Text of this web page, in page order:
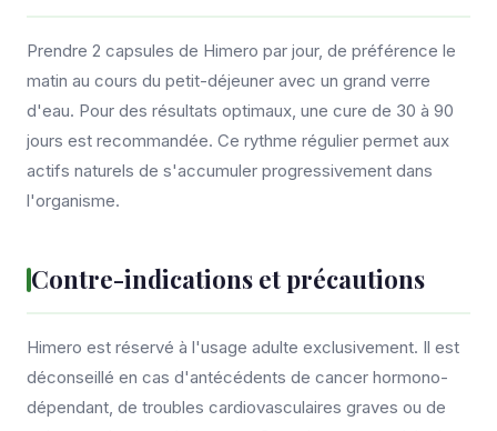
Prendre 2 capsules de Himero par jour, de préférence le
matin au cours du petit-déjeuner avec un grand verre
d'eau. Pour des résultats optimaux, une cure de 30 à 90
jours est recommandée. Ce rythme régulier permet aux
actifs naturels de s'accumuler progressivement dans
l'organisme.
Contre-indications et précautions
Himero est réservé à l'usage adulte exclusivement. Il est
déconseillé en cas d'antécédents de cancer hormono-
dépendant, de troubles cardiovasculaires graves ou de